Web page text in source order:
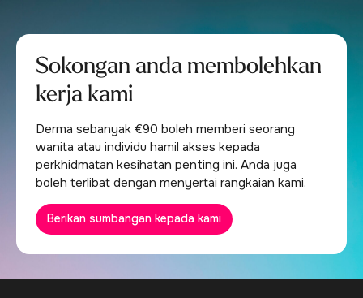
Sokongan anda membolehkan
kerja kami
Derma sebanyak €90 boleh memberi seorang
wanita atau individu hamil akses kepada
perkhidmatan kesihatan penting ini. Anda juga
boleh terlibat dengan menyertai rangkaian kami.
Berikan sumbangan kepada kami